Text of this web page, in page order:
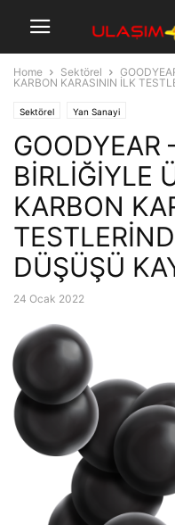
Home Sektörel
KARBON KARASININ İLK
Sektörel Yan Sanayi
GOODYEAR
BİRLİĞİYLE
KARBON
DÜŞÜŞÜ
24 Ocak 2022